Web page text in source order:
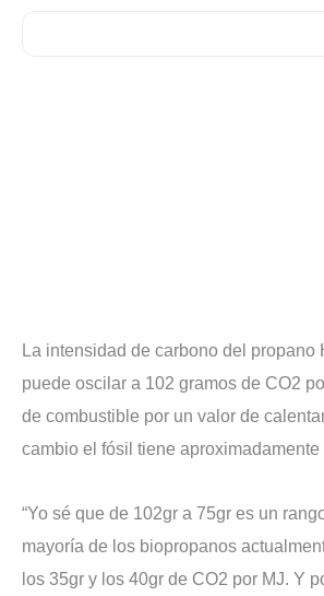
La intensidad de carbono del propano
puede oscilar a 102 gramos de CO2
de combustible por un valor de
cambio el fósil tiene aproximadamente
“Yo sé que de 102gr a 75gr es un
mayoría de los biopropanos
los 35gr y los 40gr de CO2 por MJ. Y